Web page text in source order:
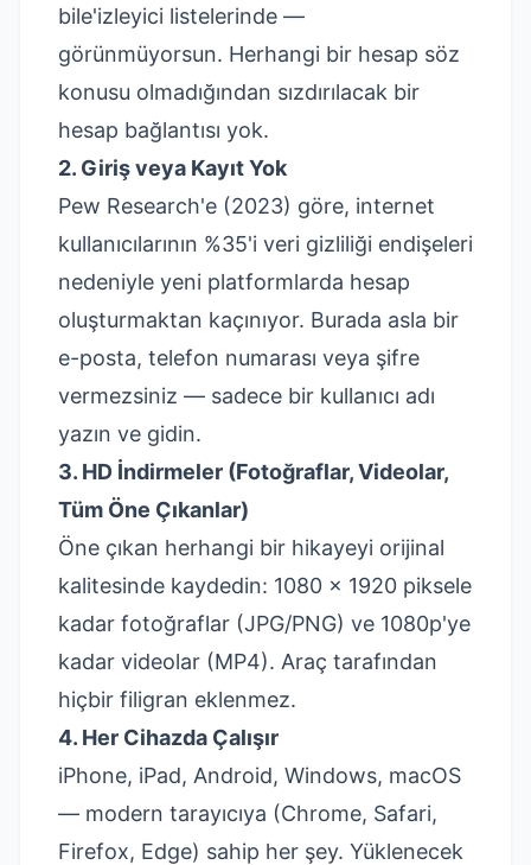
bile'izleyici listelerinde —
görünmüyorsun. Herhangi bir hesap söz
konusu olmadığından sızdırılacak bir
hesap bağlantısı yok.
2. Giriş veya Kayıt Yok
Pew Research'e (2023) göre, internet
kullanıcılarının %35'i veri gizliliği endişeleri
nedeniyle yeni platformlarda hesap
oluşturmaktan kaçınıyor. Burada asla bir
e-posta, telefon numarası veya şifre
vermezsiniz — sadece bir kullanıcı adı
yazın ve gidin.
3. HD İndirmeler (Fotoğraflar, Videolar,
Tüm Öne Çıkanlar)
Öne çıkan herhangi bir hikayeyi orijinal
kalitesinde kaydedin: 1080 × 1920 piksele
kadar fotoğraflar (JPG/PNG) ve 1080p'ye
kadar videolar (MP4). Araç tarafından
hiçbir filigran eklenmez.
4. Her Cihazda Çalışır
iPhone, iPad, Android, Windows, macOS
— modern tarayıcıya (Chrome, Safari,
Firefox, Edge) sahip her şey. Yüklenecek